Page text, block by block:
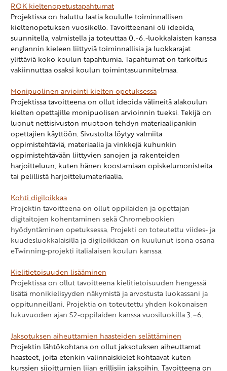
ROK kieltenopetustapahtumat
Projektissa on haluttu laatia koululle toiminnallisen
kieltenopetuksen vuosikello. Tavoitteenani oli ideoida,
suunnitella, valmistella ja toteuttaa0.-6.-luokkalaisten kanssa
englannin kieleen liittyviä toiminnallisia ja luokkarajat
ylittäviä koko koulun tapahtumia. Tapahtumat on tarkoitus
vakiinnuttaa osaksi koulun toimintasuunnitelmaa.
Monipuolinen arviointi kielten opetuksessa
Projektissa tavoitteena on ollut ideoida välineitäalakoulun
kielten opettajille monipuolisen arvioinnin tueksi. Tekijä on
luonut nettisivuston muotoon tehdyn materiaalipankin
opettajien käyttöön. Sivustolta löytyy valmiita
oppimistehtäviä, materiaalia ja vinkkejä kuhunkin
oppimistehtävään liittyvien sanojen ja rakenteiden
harjoitteluun, kuten hänen koostamiaan opiskelumonisteita
tai pelillistä harjoittelumateriaalia.
Kohti digiloikkaa
Projektin tavoitteena on ollut oppilaiden ja opettajan
digitaitojen kohentaminen sekä Chromebookien
hyödyntäminen opetuksessa. Projekti on toteutettu viides- ja
kuudesluokkalaisilla ja digiloikkaan on kuulunut isona osana
eTwinning-projekti italialaisen koulun kanssa.
Kielitietoisuuden lisääminen
Projektissa on ollut tavoitteena kielitietoisuuden hengessä
lisätä monikielisyyden näkymistä ja arvostusta luokassani ja
oppitunneillani. Projektia on toteutettu yhden kokonaisen
lukuvuoden ajan S2-oppilaiden kanssa vuosiluokilla 3.−6.
Jaksotuksen aiheuttamien haasteiden selättäminen
Projektin lähtökohtana on ollut jaksotuksen aiheuttamat
haasteet, joita etenkin valinnaiskielet kohtaavat kuten
kurssien sijoittumien liian erillisiin jaksoihin. Tavoitteena on